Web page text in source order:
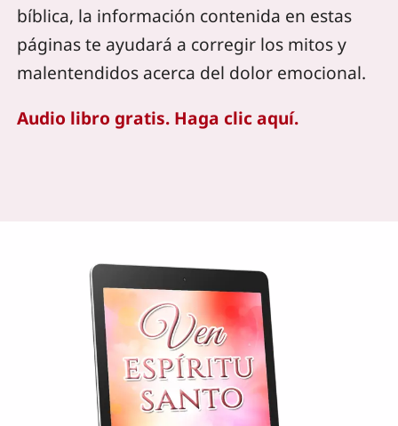
bíblica, la información contenida en estas
páginas te ayudará a corregir los mitos y
malentendidos acerca del dolor emocional.
Audio libro gratis. Haga clic aquí.